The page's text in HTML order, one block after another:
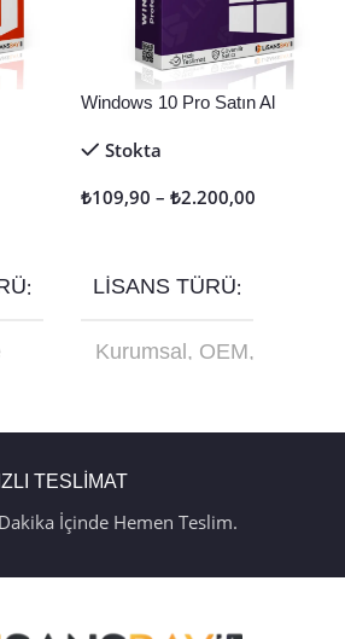
Windows 10 Pro Satın Al
Stokta
₺109,90 – ₺2.200,00
LISANS TÜRÜ
Kurumsal , OEM,
TESLİMAT
İçinde Hemen Teslim.